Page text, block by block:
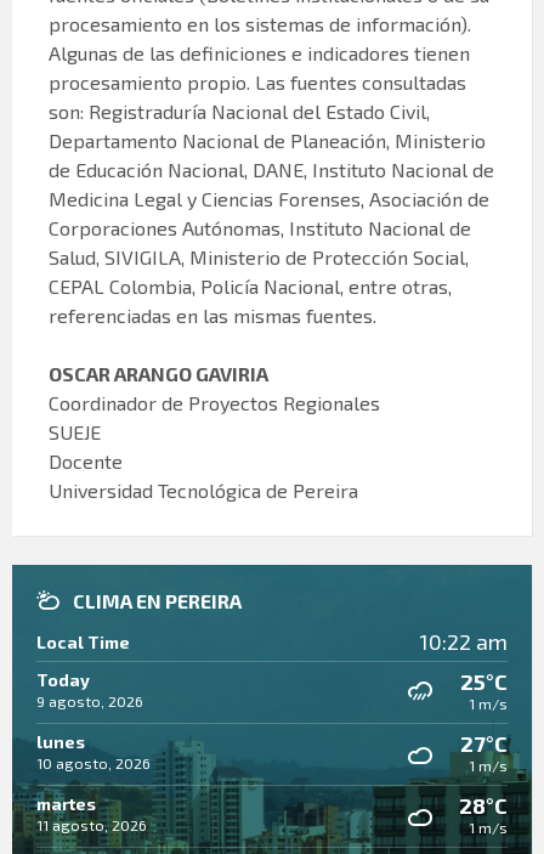
procesamiento en los sistemas de información).
Algunas de las definiciones e indicadores tienen
procesamiento propio. Las fuentes consultadas
son: Registraduría Nacional del Estado Civil,
Departamento Nacional de Planeación, Ministerio
de Educación Nacional, DANE, Instituto Nacional de
Medicina Legal y Ciencias Forenses, Asociación de
Corporaciones Autónomas, Instituto Nacional de
Salud, SIVIGILA, Ministerio de Protección Social,
CEPAL Colombia, Policía Nacional, entre otras,
referenciadas en las mismas fuentes.
OSCAR ARANGO GAVIRIA
Coordinador de Proyectos Regionales
SUEJE
Docente
Universidad Tecnológica de Pereira
CLIMA EN PEREIRA
Local Time 10:22 am
Today
9 agosto, 2026
25°C
1 m/s
lunes
10 agosto, 2026
27°C
1 m/s
martes
11 agosto, 2026
28°C
1 m/s